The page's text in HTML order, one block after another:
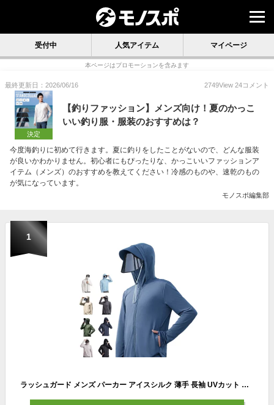
受付中 人気アイテム マイページ
本ページはプロモーションを含みます
最終更新日：2026/06/16 2749View 24コメント
決定
【釣りファッション】メンズ向け！夏のかっこ
いい釣り服・服装のおすすめは？
今度海釣りに初めて行きます。夏に釣りをしたことがないので、どんな服装
が良いかわかりません。初心者にもぴったりな、かっこいいファッションア
イテム（メンズ）のおすすめを教えてください！冷感のものや、速乾のもの
が気になっています。
モノスポ編集部
1
ラッシュガード メンズ パーカー アイスシルク 薄手 長袖 UVカット ラッシュパーカー 接触冷感 UPF50+ アウター 夏 水着 日焼け防止服 フード付き パーカー 日焼け対策ウェア 紫外線対策 アウトドア スポーツ ランニング 釣り 夏服 L-3XL